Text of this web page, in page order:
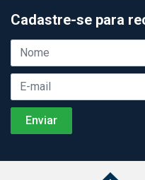
Cadastre-se para